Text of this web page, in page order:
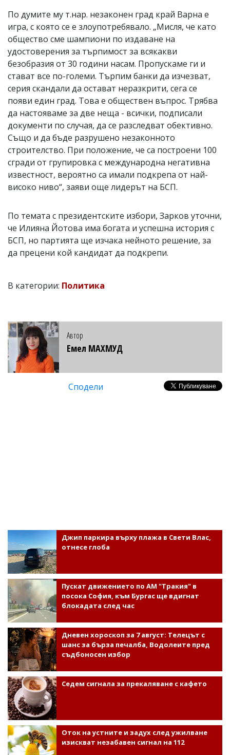
По думите му т.нар. незаконен град край Варна е
игра, с която се е злоупотребявало. „Мисля, че като
общество сме шампиони по издаване на
удостоверения за търпимост за всякакви
безобразия от 30 години насам. Пропускаме ги и
стават все по-големи. Търпим банки да изчезват,
серия скандали да остават неразкрити, сега се
появи един град. Това е обществен въпрос. Трябва
да настояваме за две неща - всички, подписали
документи по случая, да се разследват обективно.
Също и да бъде разрушено незаконното
строителство. При положение, че са построени 100
сгради от групировка с международна негативна
известност, вероятно са имали подкрепа от най-
високо ниво“, заяви още лидерът на БСП.
По темата с президентските избори, Зарков уточни,
че Илияна Йотова има богата и успешна история с
БСП, но партията ще изчака нейното решение, за
да прецени кой кандидат да подкрепи.
В категории: Политика
Автор
Емел МАХМУД
Сподели
Джип паркира върху плажа в Свети Влас,
отнесе глоба
Пускат движението по АМ "Тракия" в
посока София, към Бургас ще вдигнат
блокадата след час
Дневен хороскоп за 7 август: Телецът с
шанс за бърза печалба, Водолеите пред
съдбоносен избор
Седем сигнала за прекаляване с кафето
Оток на устните и задух след ужилване
изискват незабавен сигнал на 112